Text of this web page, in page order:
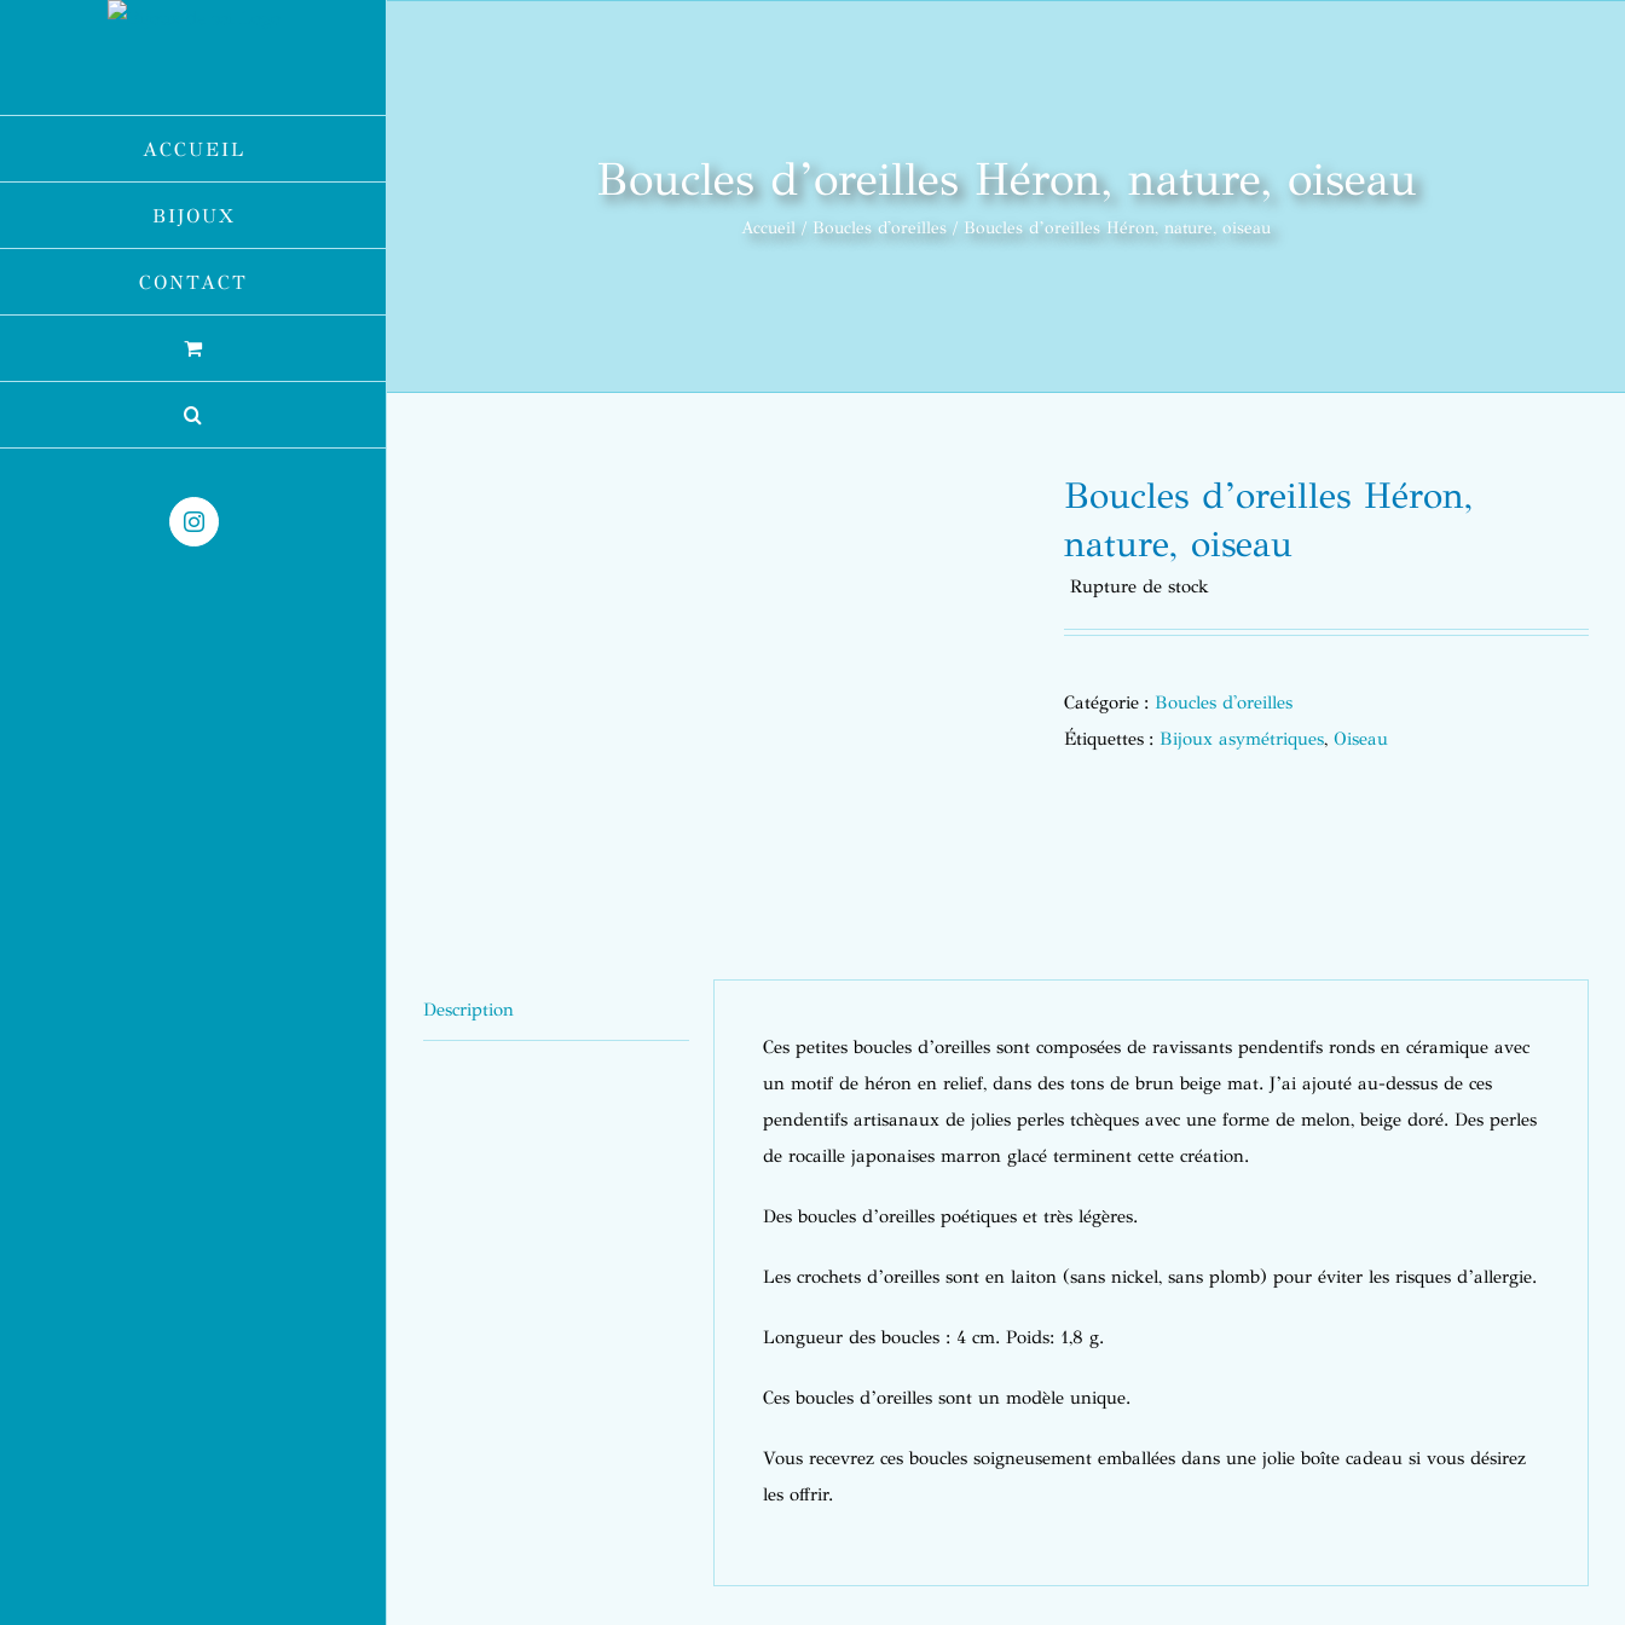
ACCUEIL
BIJOUX
CONTACT
Instagram
Boucles d’oreilles Héron, nature, oiseau
Accueil Boucles d'oreilles Boucles d’oreilles Héron, nature, oiseau
Boucles d’oreilles Héron,
nature, oiseau
Rupture de stock
Catégorie : Boucles d'oreilles
Étiquettes : Bijoux asymétriques, Oiseau
Description
Ces petites boucles d’oreilles sont composées de ravissants pendentifs ronds en céramique avec
un motif de héron en relief, dans des tons de brun beige mat. J’ai ajouté au-dessus de ces
pendentifs artisanaux de jolies perles tchèques avec une forme de melon, beige doré. Des perles
de rocaille japonaises marron glacé terminent cette création.
Des boucles d’oreilles poétiques et très légères.
Les crochets d’oreilles sont en laiton (sans nickel, sans plomb) pour éviter les risques d’allergie.
Longueur des boucles : 4 cm. Poids: 1,8 g.
Ces boucles d’oreilles sont un modèle unique.
Vous recevrez ces boucles soigneusement emballées dans une jolie boîte cadeau si vous désirez
les offrir.